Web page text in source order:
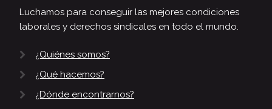
Luchamos para conseguir las mejores condiciones
laborales y derechos sindicales en todo el mundo.
¿Quiénes somos?
¿Qué hacemos?
¿Dónde encontrarnos?